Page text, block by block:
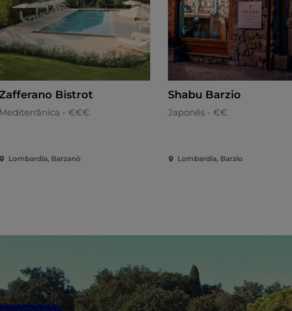
Bistrot
Mediterrânica - €€€
Lombardia, Barzanò
Shabu Barzio
Japonês - €€
Lombardia, Barzio